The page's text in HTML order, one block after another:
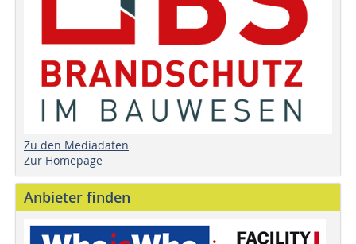
Zu den Mediadaten
Zur Homepage
Anbieter finden